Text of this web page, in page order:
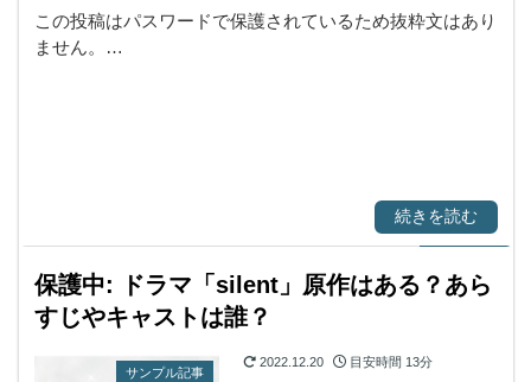
この投稿はパスワードで保護されているため抜粋文はあり
ません。…
続きを読む
保護中: ドラマ「silent」原作はある？あら
すじやキャストは誰？
サンプル記事
2022.12.20 目安時間 13分